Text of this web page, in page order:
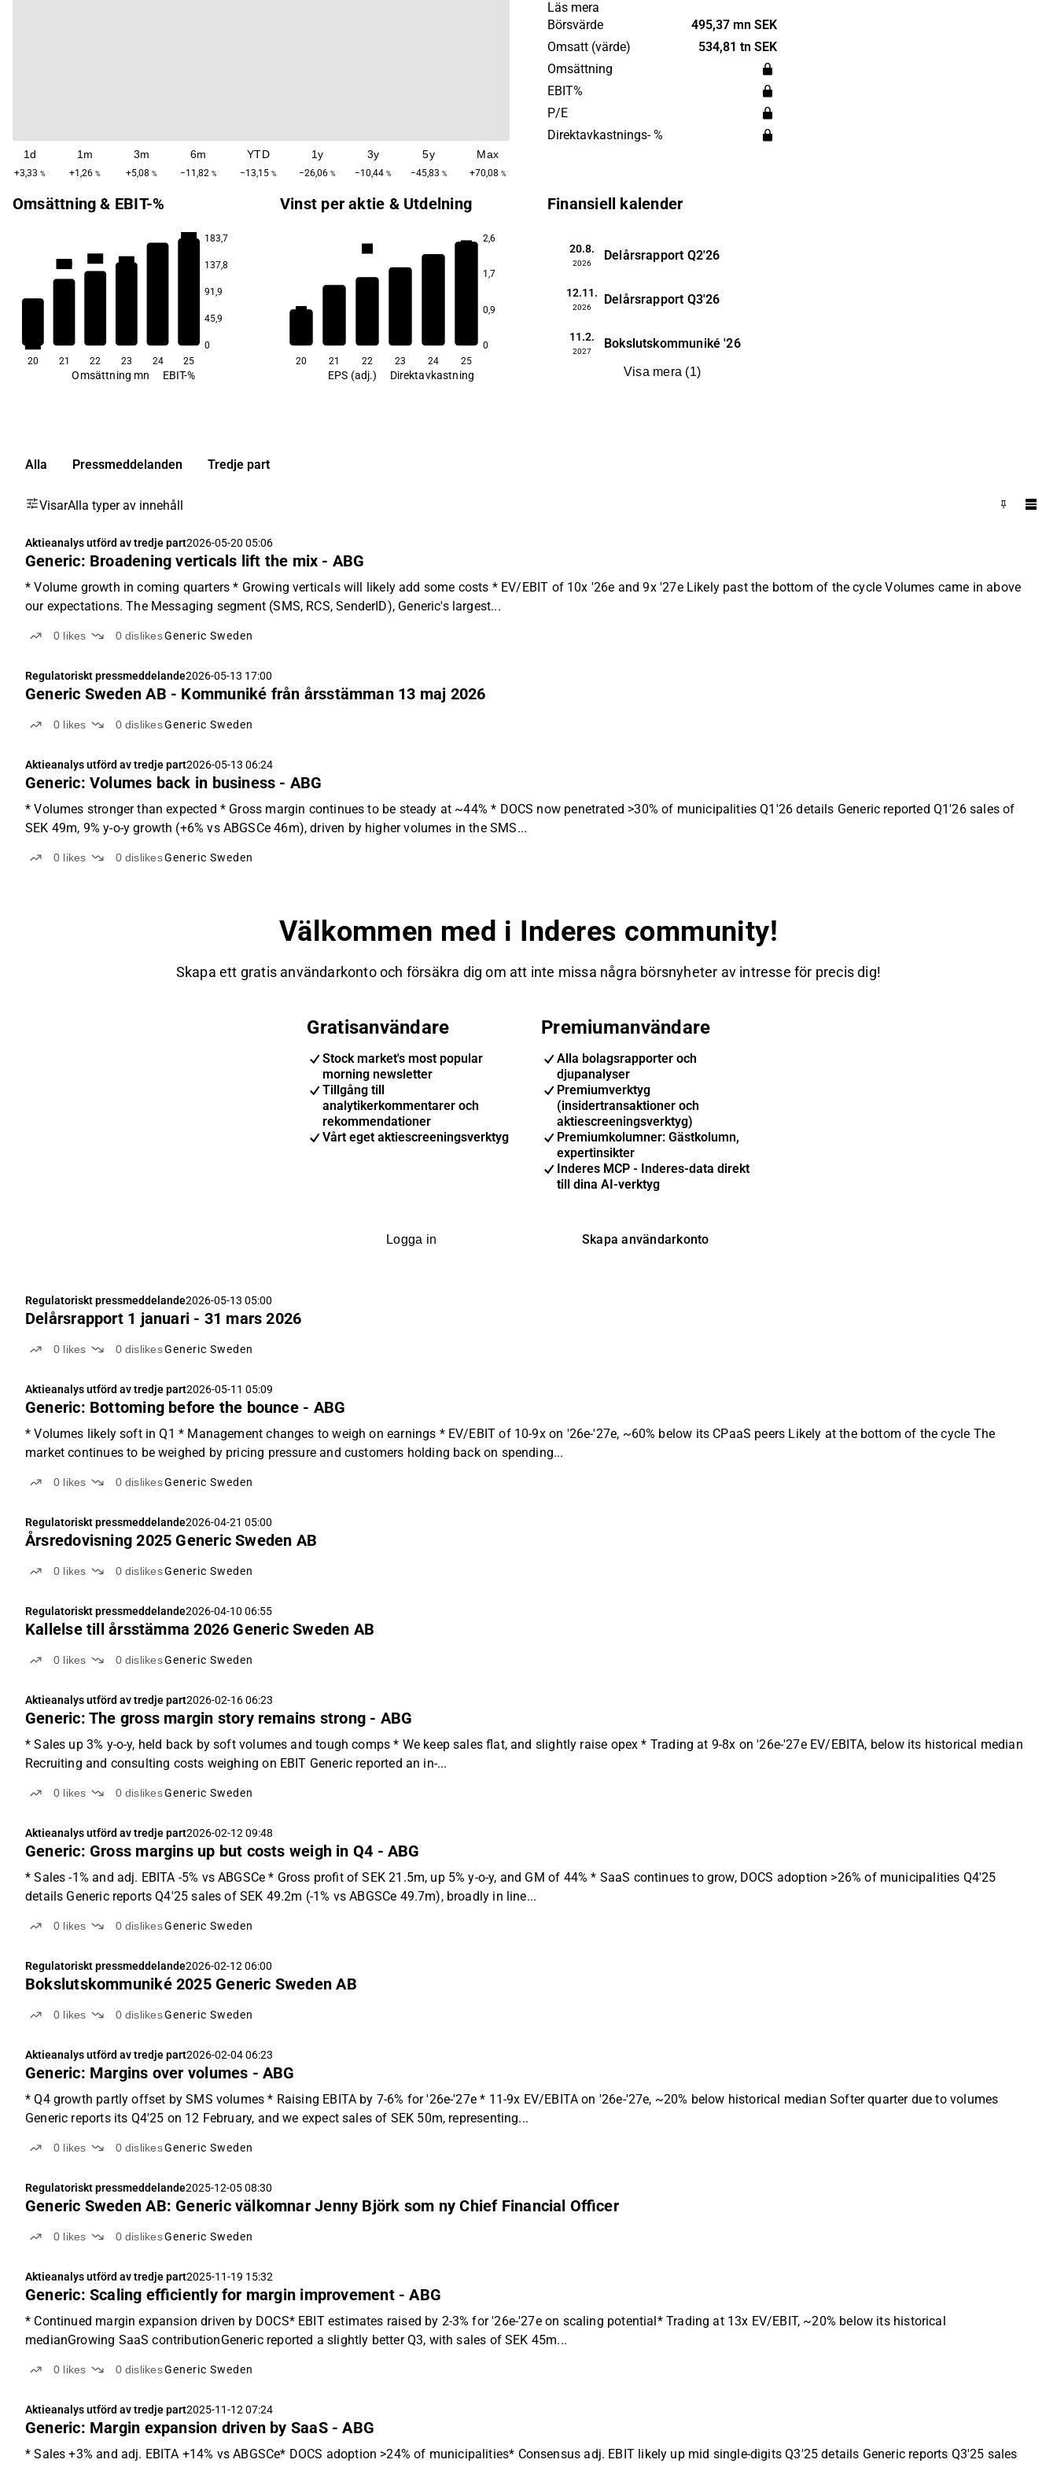
1d
+3,33 %
1m
+1,26 %
3m
+5,08 %
6m
−11,82 %
YTD
−13,15 %
1y
−26,06 %
3y
−10,44 %
5y
−45,83 %
Max
+70,08 %
Tjänsterna tillhandahålls genom en
CPaaS-modell (Communication
Platform as a Service). Bolagets kunder
återfinns inom ett flertal sektorer med
särskild position inom larm och
säkerhet, vård och e-hälsa samt e-
handel. Bolaget grundades 1993 och
har sitt huvudkontor i Stockholm.
Läs mera
Börsvärde
495,37 mn SEK
Omsatt (värde)
534,81 tn SEK
Omsättning
EBIT%
P/E
Direktavkastnings- %
Omsättning & EBIT-%
183,7
137,8
91,9
45,9
0
17,0
20,0 20,1
21,0
20 21 22 23 24 25
Omsättning mn EBIT-%
Vinst per aktie & Utdelning
2,6
1,7
0,9
0
20 21 22 23 24 25
EPS (adj.) Direktavkastning
Finansiell kalender
20.8.
2026
Delårsrapport Q2'26
12.11.
2026
Delårsrapport Q3'26
11.2.
2027
Bokslutskommuniké '26
Visa mera (1)
Alla Pressmeddelanden Tredje part
VisarAlla typer av innehåll
Aktieanalys utförd av tredje part2026-05-20 05:06
Generic: Broadening verticals lift the mix - ABG
* Volume growth in coming quarters * Growing verticals will likely add some costs * EV/EBIT of 10x '26e and 9x '27e Likely past the bottom of the cycle Volumes came in above
our expectations. The Messaging segment (SMS, RCS, SenderID), Generic's largest...
0 likes 0 dislikesGeneric Sweden
Regulatoriskt pressmeddelande2026-05-13 17:00
Generic Sweden AB - Kommuniké från årsstämman 13 maj 2026
0 likes 0 dislikesGeneric Sweden
Aktieanalys utförd av tredje part2026-05-13 06:24
Generic: Volumes back in business - ABG
* Volumes stronger than expected * Gross margin continues to be steady at ~44% * DOCS now penetrated >30% of municipalities Q1'26 details Generic reported Q1'26 sales of
SEK 49m, 9% y-o-y growth (+6% vs ABGSCe 46m), driven by higher volumes in the SMS...
0 likes 0 dislikesGeneric Sweden
Välkommen med i Inderes community!
Skapa ett gratis användarkonto och försäkra dig om att inte missa några börsnyheter av intresse för precis dig!
Gratisanvändare
Stock market's most popular
morning newsletter
Tillgång till
analytikerkommentarer och
rekommendationer
Vårt eget aktiescreeningsverktyg
Premiumanvändare
Alla bolagsrapporter och
djupanalyser
Premiumverktyg
(insidertransaktioner och
aktiescreeningsverktyg)
Premiumkolumner: Gästkolumn,
expertinsikter
Inderes MCP - Inderes-data direkt
till dina AI-verktyg
Logga in Skapa användarkonto
Regulatoriskt pressmeddelande2026-05-13 05:00
Delårsrapport 1 januari - 31 mars 2026
0 likes 0 dislikesGeneric Sweden
Aktieanalys utförd av tredje part2026-05-11 05:09
Generic: Bottoming before the bounce - ABG
* Volumes likely soft in Q1 * Management changes to weigh on earnings * EV/EBIT of 10-9x on '26e-'27e, ~60% below its CPaaS peers Likely at the bottom of the cycle The
market continues to be weighed by pricing pressure and customers holding back on spending...
0 likes 0 dislikesGeneric Sweden
Regulatoriskt pressmeddelande2026-04-21 05:00
Årsredovisning 2025 Generic Sweden AB
0 likes 0 dislikesGeneric Sweden
Regulatoriskt pressmeddelande2026-04-10 06:55
Kallelse till årsstämma 2026 Generic Sweden AB
0 likes 0 dislikesGeneric Sweden
Aktieanalys utförd av tredje part2026-02-16 06:23
Generic: The gross margin story remains strong - ABG
* Sales up 3% y-o-y, held back by soft volumes and tough comps * We keep sales flat, and slightly raise opex * Trading at 9-8x on '26e-'27e EV/EBITA, below its historical median
Recruiting and consulting costs weighing on EBIT Generic reported an in-...
0 likes 0 dislikesGeneric Sweden
Aktieanalys utförd av tredje part2026-02-12 09:48
Generic: Gross margins up but costs weigh in Q4 - ABG
* Sales -1% and adj. EBITA -5% vs ABGSCe * Gross profit of SEK 21.5m, up 5% y-o-y, and GM of 44% * SaaS continues to grow, DOCS adoption >26% of municipalities Q4'25
details Generic reports Q4'25 sales of SEK 49.2m (-1% vs ABGSCe 49.7m), broadly in line...
0 likes 0 dislikesGeneric Sweden
Regulatoriskt pressmeddelande2026-02-12 06:00
Bokslutskommuniké 2025 Generic Sweden AB
0 likes 0 dislikesGeneric Sweden
Aktieanalys utförd av tredje part2026-02-04 06:23
Generic: Margins over volumes - ABG
* Q4 growth partly offset by SMS volumes * Raising EBITA by 7-6% for '26e-'27e * 11-9x EV/EBITA on '26e-'27e, ~20% below historical median Softer quarter due to volumes
Generic reports its Q4'25 on 12 February, and we expect sales of SEK 50m, representing...
0 likes 0 dislikesGeneric Sweden
Regulatoriskt pressmeddelande2025-12-05 08:30
Generic Sweden AB: Generic välkomnar Jenny Björk som ny Chief Financial Officer
0 likes 0 dislikesGeneric Sweden
Aktieanalys utförd av tredje part2025-11-19 15:32
Generic: Scaling efficiently for margin improvement - ABG
* Continued margin expansion driven by DOCS* EBIT estimates raised by 2-3% for '26e-'27e on scaling potential* Trading at 13x EV/EBIT, ~20% below its historical
medianGrowing SaaS contributionGeneric reported a slightly better Q3, with sales of SEK 45m...
0 likes 0 dislikesGeneric Sweden
Aktieanalys utförd av tredje part2025-11-12 07:24
Generic: Margin expansion driven by SaaS - ABG
* Sales +3% and adj. EBITA +14% vs ABGSCe* DOCS adoption >24% of municipalities* Consensus adj. EBIT likely up mid single-digits Q3'25 details Generic reports Q3'25 sales